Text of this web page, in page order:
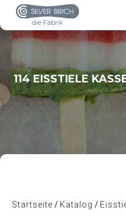
die Fabrik
114 EISSTIELE
Startseite Katalog